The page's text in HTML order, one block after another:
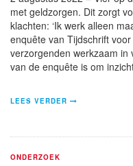
met geldzorgen. Dit zorgt
klachten: ‘Ik werk alleen
enquête van Tijdschrift
verzorgenden werkzaam in
van de enquête is om
LEES VERDER
ONDERZOEK